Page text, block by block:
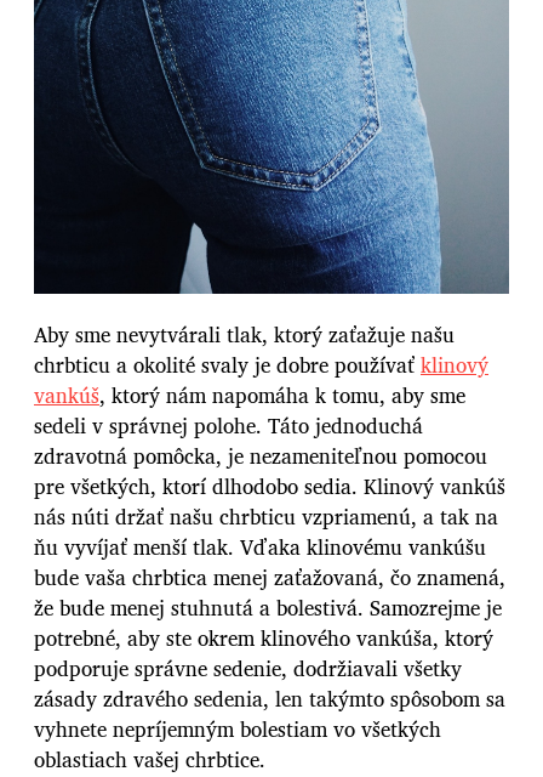
Aby sme nevytvárali tlak, ktorý zaťažuje našu
chrbticu a okolité svaly je dobre používaťklinový
vankúš, ktorý nám napomáha k tomu, aby sme
sedeli v správnej polohe. Táto jednoduchá
zdravotná pomôcka, je nezameniteľnou pomocou
pre všetkých, ktorí dlhodobo sedia. Klinový vankúš
nás núti držať našu chrbticu vzpriamenú, a tak na
ňu vyvíjať menší tlak. Vďaka klinovému vankúšu
bude vaša chrbtica menej zaťažovaná, čo znamená,
že bude menej stuhnutá a bolestivá. Samozrejme je
potrebné, aby ste okrem klinového vankúša, ktorý
podporuje správne sedenie, dodržiavali všetky
zásady zdravého sedenia, len takýmto spôsobom sa
vyhnete nepríjemným bolestiam vo všetkých
oblastiach vašej chrbtice.